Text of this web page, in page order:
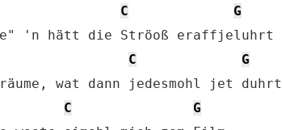
C
G
'n hätt die Ströoß eraffjeluhrt
C
G
wat dann jedesmohl jet duhrt
C
G